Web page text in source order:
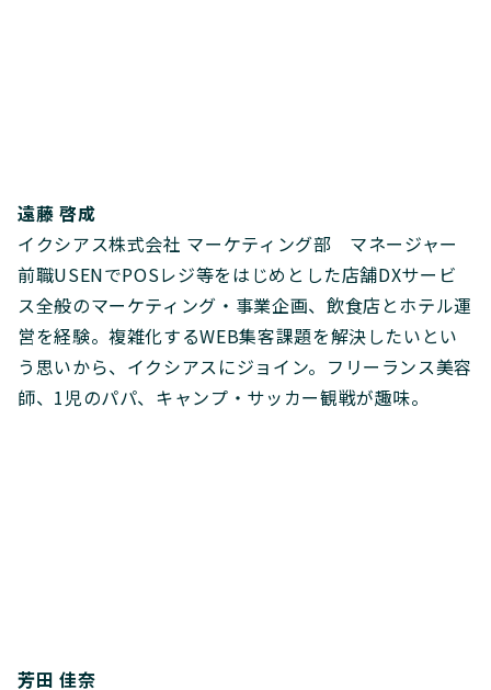
遠藤 啓成
イクシアス株式会社 マーケティング部 マネージャー
前職USENでPOSレジ等をはじめとした店舗DXサービ
ス全般のマーケティング・事業企画、飲食店とホテル運
営を経験。複雑化するWEB集客課題を解決したいとい
う思いから、イクシアスにジョイン。フリーランス美容
師、1児のパパ、キャンプ・サッカー観戦が趣味。
芳田 佳奈